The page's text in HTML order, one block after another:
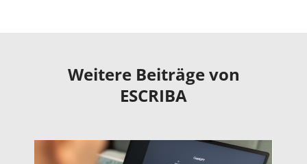
Weitere Beiträge von
ESCRIBA